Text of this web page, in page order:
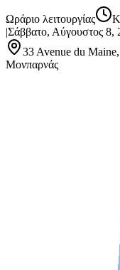
Ωράριο λειτουργίας
|Σάββατο, Αύγουστος 8,
33 Avenue du
Μονπαρνάς